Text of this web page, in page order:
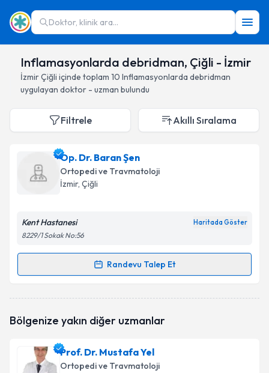
Doktor, klinik ara...
Inflamasyonlarda debridman, Çiğli - İzmir
İzmirÇiğli içinde toplam 10 Inflamasyonlarda debridman
uygulayan doktor - uzman bulundu
Filtrele Akıllı Sıralama
Op. Dr. Baran Şen
Ortopedi ve Travmatoloji
İzmir, Çiğli
Kent Hastanesi Haritada Göster
8229/1 Sokak No:56
Randevu Talep Et
Randevu Takvimi Talebi
oluşturun. Size bu uzmandan randevu almanız için bir
E-posta Adresiniz
Bölgenize yakın diğer uzmanlar
Prof. Dr. Mustafa Yel
Ortopedi ve Travmatoloji